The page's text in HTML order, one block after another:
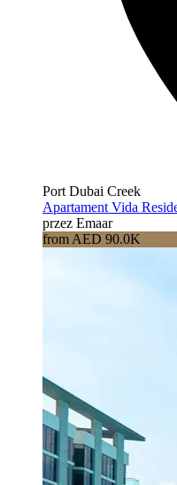
Port Dubai Creek
Apartament Vida
przez Emaar
from AED 90.0K